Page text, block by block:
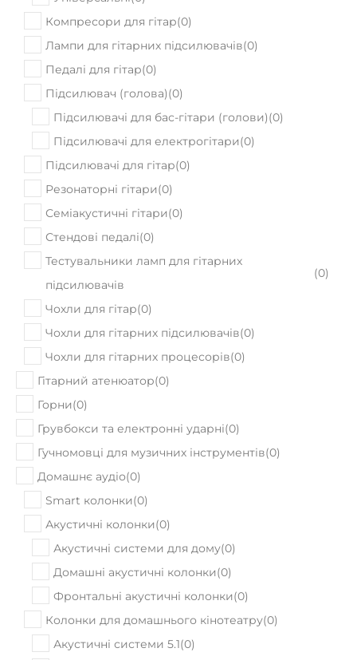
Компресори для гітар(0)
Лампи для гітарних підсилювачів(0)
Педалі для гітар(0)
Підсилювач (голова)(0)
Підсилювачі для бас-гітари (голови)(0)
Підсилювачі для електрогітари(0)
Підсилювачі для гітар(0)
Резонаторні гітари(0)
Семіакустичні гітари(0)
Стендові педалі(0)
Тестувальники ламп для гітарних
підсилювачів
(0)
Чохли для гітар(0)
Чохли для гітарних підсилювачів(0)
Чохли для гітарних процесорів(0)
Гітарний атенюатор(0)
Горни(0)
Грувбокси та електронні ударні(0)
Гучномовці для музичних інструментів(0)
Домашнє аудіо(0)
Smart колонки(0)
Акустичні колонки(0)
Акустичні системи для дому(0)
Домашні акустичні колонки(0)
Фронтальні акустичні колонки(0)
Колонки для домашнього кінотеатру(0)
Акустичні системи 5.1(0)